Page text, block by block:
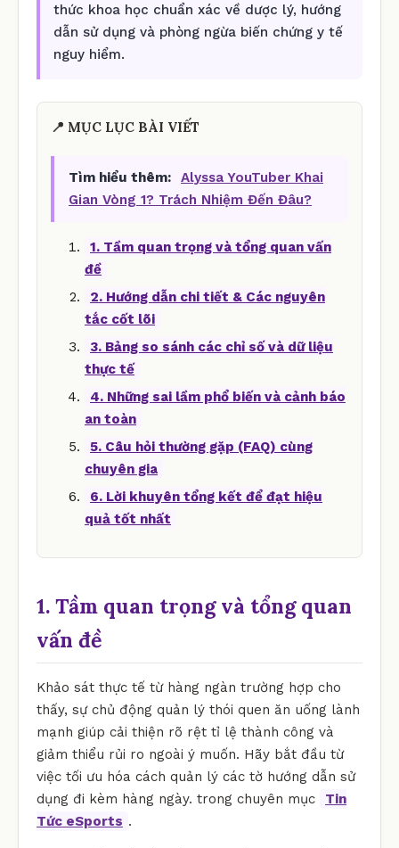
thức khoa học chuẩn xác về dược lý, hướng
dẫn sử dụng và phòng ngừa biến chứng y tế
nguy hiểm.
📍 MỤC LỤC BÀI VIẾT
Tìm hiểu thêm:
Alyssa YouTuber Khai
Gian Vòng 1? Trách Nhiệm Đến Đâu?
1. Tầm quan trọng và tổng quan vấn
đề
2. Hướng dẫn chi tiết & Các nguyên
tắc cốt lõi
3. Bảng so sánh các chỉ số và dữ liệu
thực tế
4. Những sai lầm phổ biến và cảnh báo
an toàn
5. Câu hỏi thường gặp (FAQ) cùng
chuyên gia
6. Lời khuyên tổng kết để đạt hiệu
quả tốt nhất
1. Tầm quan trọng và tổng quan
vấn đề
Khảo sát thực tế từ hàng ngàn trường hợp cho
thấy, sự chủ động quản lý thói quen ăn uống lành
mạnh giúp cải thiện rõ rệt tỉ lệ thành công và
giảm thiểu rủi ro ngoài ý muốn. Hãy bắt đầu từ
việc tối ưu hóa cách quản lý các tờ hướng dẫn sử
dụng đi kèm hàng ngày. trong chuyên mục
Tin
Tức eSports .